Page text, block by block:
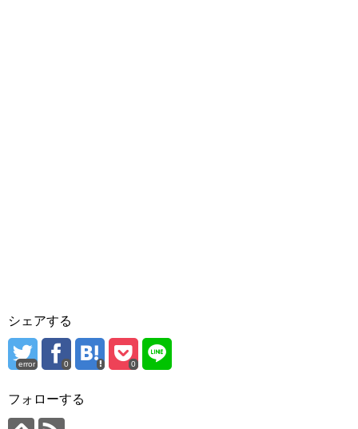
シェアする
error 0 0
フォローする